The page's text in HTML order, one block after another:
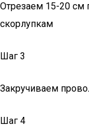
Отрезаем 15-20 см
скорлупкам
Шаг 3
Закручиваем
Шаг 4